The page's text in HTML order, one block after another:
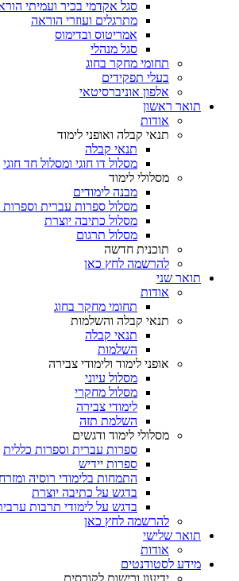
סגל אקדמי בכיר ועמיתי
מתרגלים ועוזרי הוראה
אמריטוס ובדימוס
סגל מנהלי
תחומי מחקר בחוג
בעלי תפקידים
אלפון אוניברסיטאי
תואר ראשון
אודות
תנאי קבלה ואופני לימוד
תנאי קבלה
מסלול דו חוגי ומסלול חד חוגי
מסלולי לימוד
מבנה לימודים
מסלול ספרות עברית וספרות
מסלול כתיבה יוצרת
מסלול תרגום
תוכנית חדשה
להרשמה לחץ כאן
תואר שני
אודות
תחומי מחקר בחוג
תנאי קבלה והשלמות
תנאי קבלה
השלמות
אופני לימוד ולימודי צבירה
מסלול עיוני
מסלול מחקרי
לימודי צבירה
השלמת תזה
מסלולי לימוד ודגשים
ספרות עברית וספרות כללית
ספרות יידיש
התמחות בלימודי רוסיה
בדגש על כתיבה יוצרת
בדגש על לימודי תרבות
להרשמה לחץ כאן
תואר שלישי
אודות
מידע לסטודנטים
ידיעון ורישום לקורסים